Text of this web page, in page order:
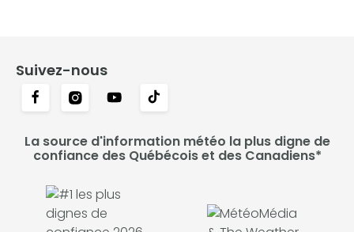
Suivez-nous
La source d'information météo la plus digne de
confiance des Québécois et des Canadiens*